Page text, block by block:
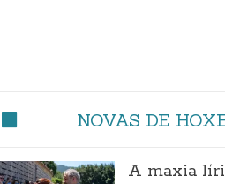
NOVAS DE
A maxia